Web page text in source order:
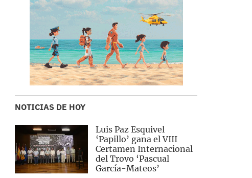
NOTICIAS DE HOY
Luis Paz Esquivel
‘Papillo’ gana el VIII
Certamen Internacional
del Trovo ‘Pascual
García-Mateos’